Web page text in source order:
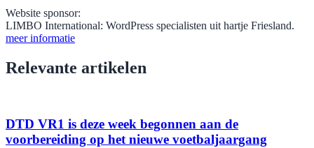
Website sponsor:
LIMBO International: WordPress specialisten uit hartje Friesland.
meer informatie
Relevante artikelen
DTD VR1 is deze week begonnen aan de
voorbereiding op het nieuwe voetbaljaargang